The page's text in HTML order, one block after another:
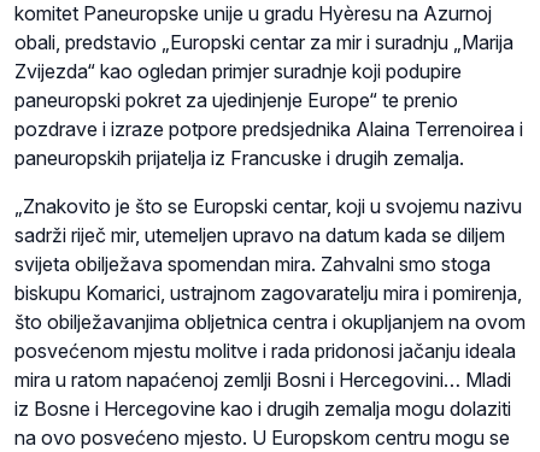
komitet Paneuropske unije u gradu Hyèresu na Azurnoj
obali, predstavio „Europski centar za mir i suradnju „Marija
Zvijezda“ kao ogledan primjer suradnje koji podupire
paneuropski pokret za ujedinjenje Europe“ te prenio
pozdrave i izraze potpore predsjednika Alaina Terrenoirea i
paneuropskih prijatelja iz Francuske i drugih zemalja.
„Znakovito je što se Europski centar, koji u svojemu nazivu
sadrži riječ mir, utemeljen upravo na datum kada se diljem
svijeta obilježava spomendan mira. Zahvalni smo stoga
biskupu Komarici, ustrajnom zagovaratelju mira i pomirenja,
što obilježavanjima obljetnica centra i okupljanjem na ovom
posvećenom mjestu molitve i rada pridonosi jačanju ideala
mira u ratom napaćenoj zemlji Bosni i Hercegovini… Mladi
iz Bosne i Hercegovine kao i drugih zemalja mogu dolaziti
na ovo posvećeno mjesto. U Europskom centru mogu se